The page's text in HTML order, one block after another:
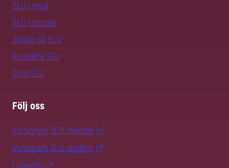
SLU Umeå
SLU Uppsala
Jobba på SLU
Kontakta SLU
Stöd SLU
Följ oss
Instagram SLU.Sweden
Instagram SLU.student
LinkedIn